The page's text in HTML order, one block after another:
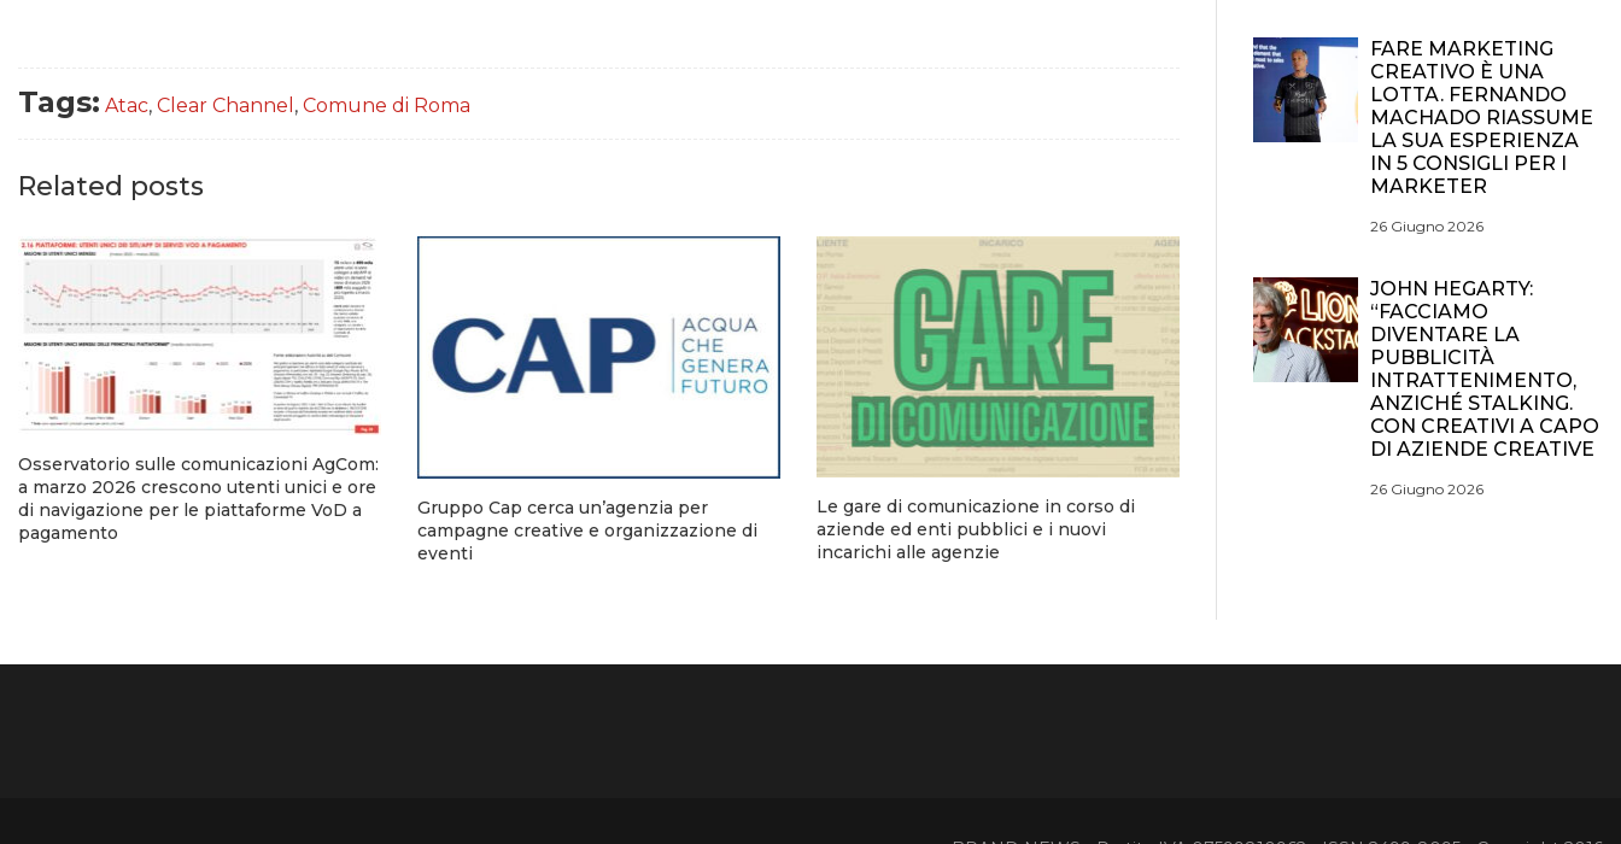
Tags: Atac, Clear Channel , Comune di Roma
Related posts
Osservatorio sulle comunicazioni AgCom:
a marzo 2026 crescono utenti unici e ore
di navigazione per le piattaforme VoD a
pagamento
Gruppo Cap cerca un’agenzia per
campagne creative e organizzazione di
eventi
Le gare di comunicazione in corso di
aziende ed enti pubblici e i nuovi
incarichi alle agenzie
FARE MARKETING
CREATIVO È UNA
LOTTA. FERNANDO
MACHADO RIASSUME
LA SUA ESPERIENZA
IN 5 CONSIGLI PER I
MARKETER
26 Giugno 2026
JOHN HEGARTY:
“FACCIAMO
DIVENTARE LA
PUBBLICITÀ
INTRATTENIMENTO,
ANZICHÉ STALKING.
CON CREATIVI A CAPO
DI AZIENDE CREATIVE
26 Giugno 2026